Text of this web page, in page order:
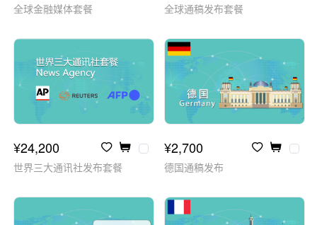
全球金融媒体套餐 全球通稿发布套餐
¥24,200
世界三大通讯社发布套餐
¥2,700
德国通稿发布